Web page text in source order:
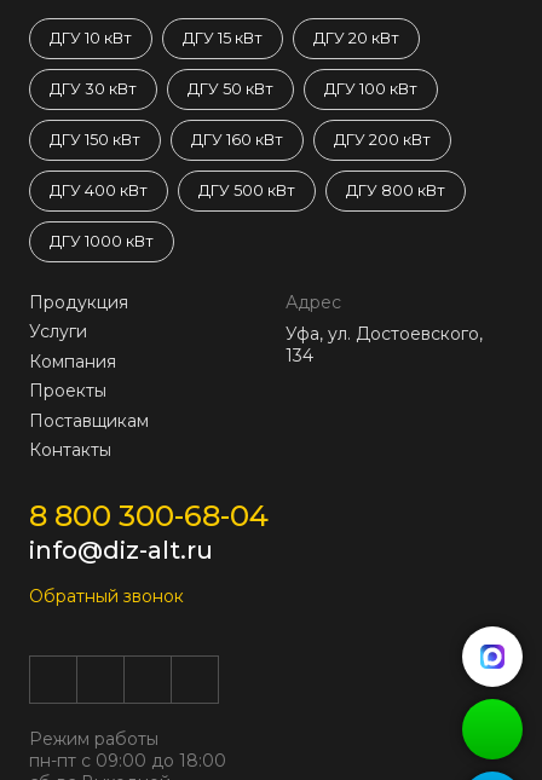
ДГУ 10 кВт ДГУ 15 кВт ДГУ 20 кВт
ДГУ 30 кВт ДГУ 50 кВт ДГУ 100 кВт
ДГУ 150 кВт ДГУ 160 кВт ДГУ 200 кВт
ДГУ 400 кВт ДГУ 500 кВт ДГУ 800 кВт
ДГУ 1000 кВт
Продукция
Услуги
Компания
Проекты
Поставщикам
Контакты
Адрес
Уфа, ул. Достоевского,
134
8 800 300-68-04
info@diz-alt.ru
Обратный звонок
Режим работы
пн-пт с 09:00 до 18:00